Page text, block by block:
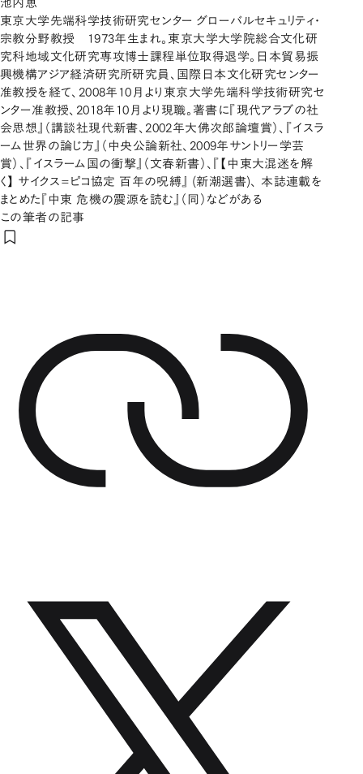
池内恵
東京大学先端科学技術研究センター グローバルセキュリティ・
宗教分野教授 1973年生まれ。東京大学大学院総合文化研
究科地域文化研究専攻博士課程単位取得退学。日本貿易振
興機構アジア経済研究所研究員、国際日本文化研究センター
准教授を経て、2008年10月より東京大学先端科学技術研究セ
ンター准教授、2018年10月より現職。著書に『現代アラブの社
会思想』（講談社現代新書、2002年大佛次郎論壇賞）、『イスラ
ーム世界の論じ方』（中央公論新社、2009年サントリー学芸
賞）、『イスラーム国の衝撃』（文春新書）、『【中東大混迷を解
く】 サイクス=ピコ協定 百年の呪縛』 (新潮選書)、 本誌連載を
まとめた『中東 危機の震源を読む』（同）などがある
この筆者の記事